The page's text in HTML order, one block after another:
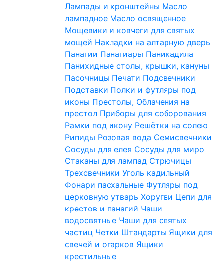
Лампады и кронштейны Масло
лампадное Масло освященное
Мощевики и ковчеги для святых
мощей Накладки на алтарную дверь
Панагии Панагиары Паникадила
Панихидные столы, крышки, кануны
Пасочницы Печати Подсвечники
Подставки Полки и футляры под
иконы Престолы, Облачения на
престол Приборы для соборования
Рамки под икону Решётки на солею
Рипиды Розовая вода Семисвечники
Сосуды для елея Сосуды для миро
Стаканы для лампад Стрючицы
Трехсвечники Уголь кадильный
Фонари пасхальные Футляры под
церковную утварь Хоругви Цепи для
крестов и панагий Чаши
водосвятные Чаши для святых
частиц Четки Штандарты Ящики для
свечей и огарков Ящики
крестильные